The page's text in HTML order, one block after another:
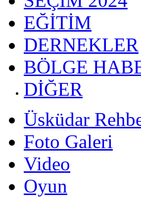
EĞİTİM
DERNEKLER
BÖLGE
DİĞER
Üsküdar
Foto Galeri
Video
Oyun